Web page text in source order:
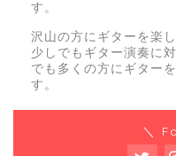
す。
沢山の方にギターを楽
少しでもギター演奏に
でも多くの方にギター
す。
＼